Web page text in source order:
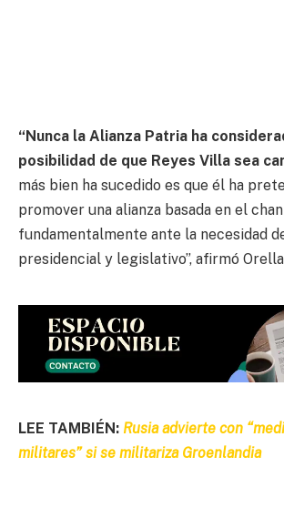
“Nunca la Alianza Patria ha
posibilidad de que Reyes Villa sea
más bien ha sucedido es que él ha
promover una alianza basada en el
fundamentalmente ante la necesidad
presidencial y legislativo”, afirmó
LEE TAMBIÉN: Rusia advierte con
militares” si se militariza Groenlandia